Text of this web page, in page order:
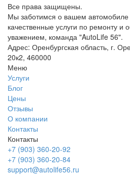
Все права защищены.
Мы заботимся о вашем автомобиле
качественные услуги по ремонту и
уважением, команда "AutoLife 56".
Адрес: Оренбургская область, г.
20к2, 460000
Меню
Услуги
Блог
Цены
Отзывы
О компании
Контакты
Контакты
+7 (903) 360-20-92
+7 (903) 360-20-84
support@autolife56.ru